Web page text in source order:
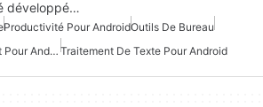
développé…
Productivité Pour AndroidOutils De Bureau
Traitement De Texte Gratuit Pour Android Traitement De Texte Pour Android